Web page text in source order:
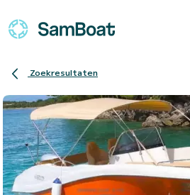
Zoekresultaten